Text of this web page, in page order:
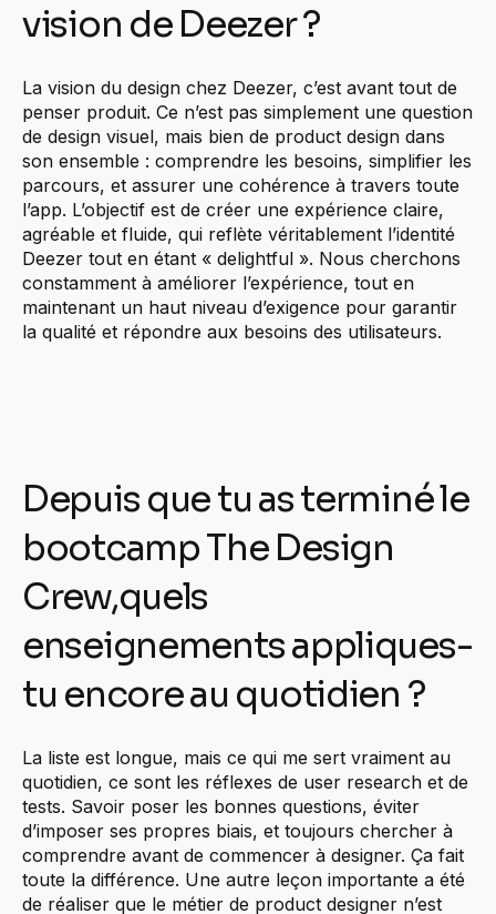
vision de Deezer ?
La vision du design chez Deezer, c’est avant tout de
penser produit. Ce n’est pas simplement une question
de design visuel, mais bien de product design dans
son ensemble : comprendre les besoins, simplifier les
parcours, et assurer une cohérence à travers toute
l’app. L’objectif est de créer une expérience claire,
agréable et fluide, qui reflète véritablement l’identité
Deezer tout en étant « delightful ». Nous cherchons
constamment à améliorer l’expérience, tout en
maintenant un haut niveau d’exigence pour garantir
la qualité et répondre aux besoins des utilisateurs.
Depuis que tu as terminé le
bootcamp The Design
Crew,quels
enseignements appliques-
tu encore au quotidien ?
La liste est longue, mais ce qui me sert vraiment au
quotidien, ce sont les réflexes de user research et de
tests. Savoir poser les bonnes questions, éviter
d’imposer ses propres biais, et toujours chercher à
comprendre avant de commencer à designer. Ça fait
toute la différence. Une autre leçon importante a été
de réaliser que le métier de product designer n’est